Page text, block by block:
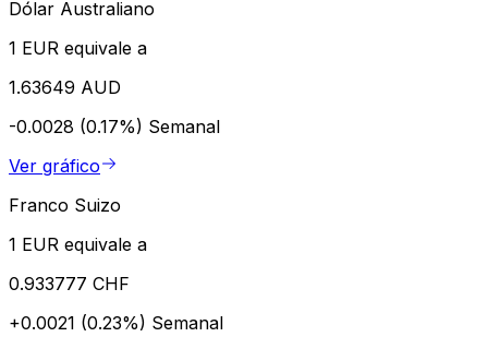
Dólar Australiano
1 EUR equivale a
1.63649 AUD
-0.0028 (0.17%) Semanal
Ver gráfico
Franco Suizo
1 EUR equivale a
0.933777 CHF
+0.0021 (0.23%) Semanal